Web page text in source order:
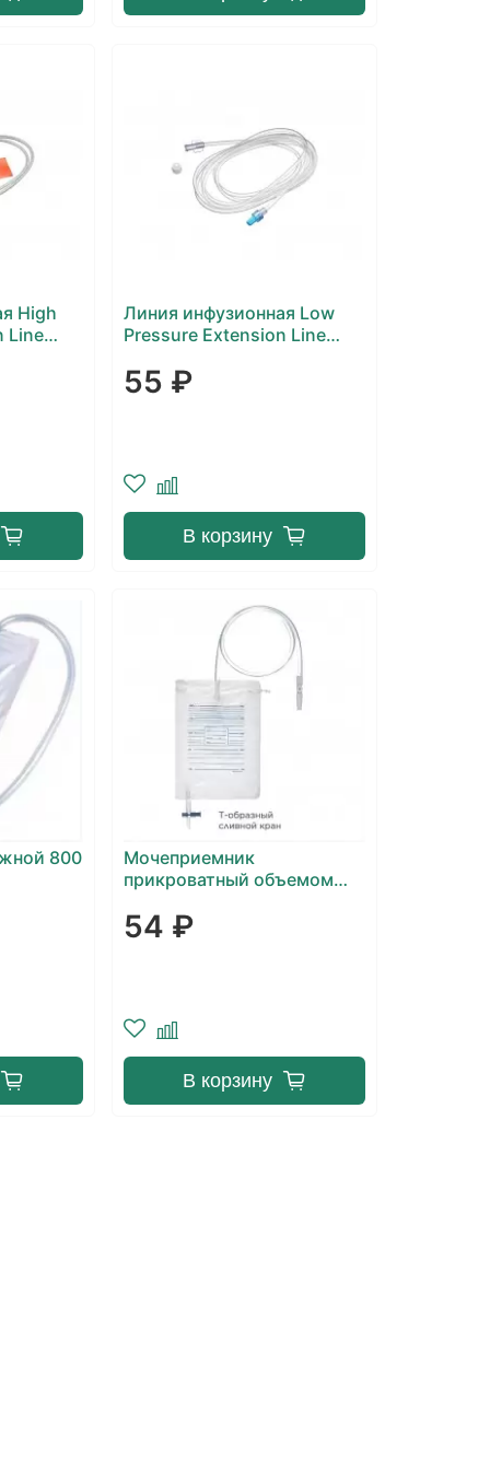
High
Line
Линия инфузионная Low
Pressure Extension Line
55 ₽
В корзину
800
Мочеприемник
прикроватный объемом
сливным краном Poly
Medicure
54 ₽
В корзину